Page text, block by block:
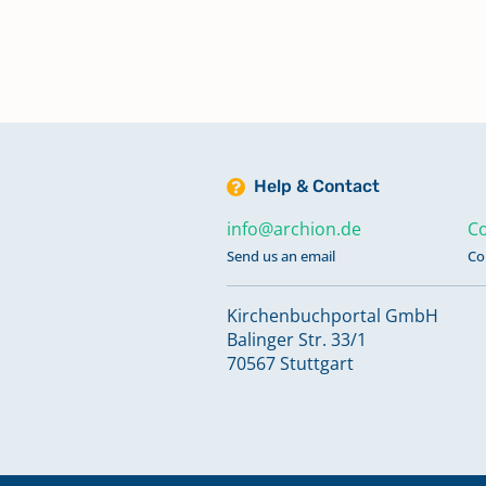
Trauungen 1908 - 1942
Trauungen 1941 - 1967
Help & Contact
info@archion.de
Send us an email
Kirchenbuchportal GmbH
Balinger Str. 33/1
70567 Stuttgart